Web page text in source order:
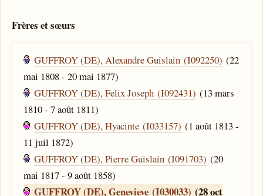
Frères et sœurs
GUFFROY (DE), Alexandre Guislain (I092250) (22
mai 1808 - 20 mai 1877)
GUFFROY (DE), Felix Joseph (I092431) (13 mars
1810 - 7 août 1811)
GUFFROY (DE), Hyacinte (I033157) (1 août 1813 -
11 juil 1872)
GUFFROY (DE), Pierre Guislain (I091703) (20
mai 1817 - 9 août 1858)
GUFFROY (DE), Genevieve (I030033) (28 oct